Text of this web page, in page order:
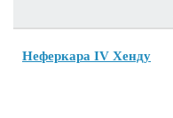
Неферкара IV Хенду